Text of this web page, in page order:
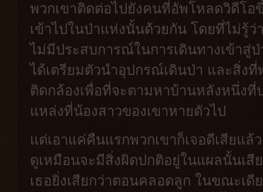
พวกเขาติดต่อไปยังคนที่อัพโหลดวิดีโอ
เข้าไปในป่าแห่งนั้นด้วยกัน โดยที่ไม่รู้ว่
ไม่มีประสบการณ์ในการเดินทางเข้าสู่
ได้เตรียมตัวนำอุปกรณ์เดินป่า และสิ่ง
ติดกล้องเพื่อที่จะตามหาบ้านหลังหนึ่ง
แหล่งที่น้องสาวของเขาหายตัวไป
แต่เอาแค่คืนแรกพวกเขาก็เจอดีเสียแ
ดูเหมือนจะมีสิ่งผิดปกติอยู่ในแผลนั้นเ
เธอยิ่งเสียกว่าตอนคลอดลูก ในขณะเดี